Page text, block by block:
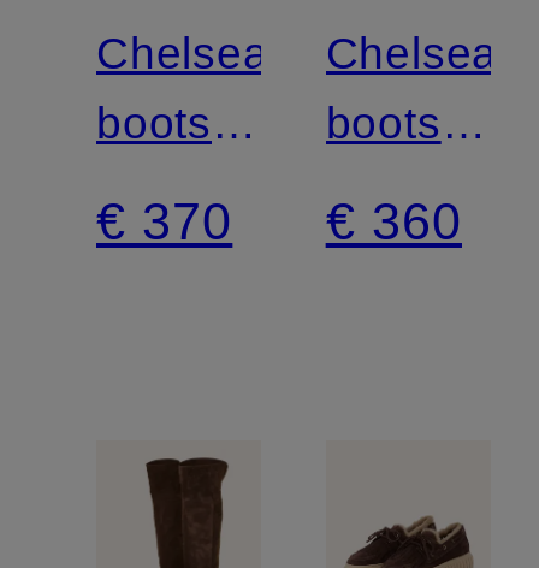
SCHMENGER
Chelsea
boots
BELL
€ 370
Chelsea
boots
LIARA
€ 360